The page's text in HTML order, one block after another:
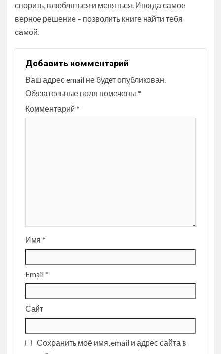
спорить, влюбляться и меняться. Иногда самое
верное решение – позволить книге найти тебя
самой.
Добавить комментарий
Ваш адрес email не будет опубликован.
Обязательные поля помечены *
Комментарий *
Имя *
Email*
Сайт
Сохранить моё имя, email и адрес сайта в